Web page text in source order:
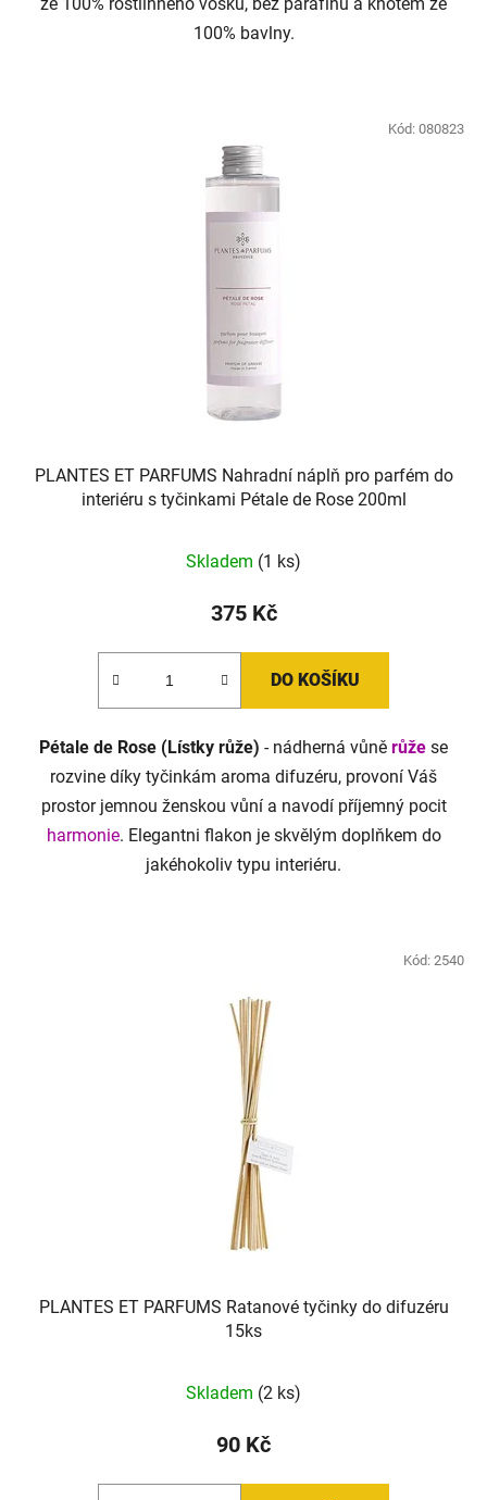
ze 100% rostlinného vosku, bez parafínu a knotem ze
100% bavlny.
PLANTES ET PARFUMS Nahradní náplň pro parfém do
interiéru s tyčinkami Pétale de Rose 200ml
Skladem (1 ks)
375 Kč
DO KOŠÍKU
Pétale de Rose (Lístky růže) - nádherná vůně růže se
rozvine díky tyčinkám aroma difuzéru, provoní Váš
prostor jemnou ženskou vůní a navodí příjemný pocit
harmonie. Elegantni flakon je skvělým doplňkem do
jakéhokoliv typu interiéru.
Kód: 080823
PLANTES ET PARFUMS Ratanové tyčinky do difuzéru
15ks
Skladem (2 ks)
90 Kč
Kód: 2540